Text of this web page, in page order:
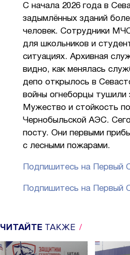
С начала 2026 года в
задымлённых зданий
человек. Сотрудники
для школьников и
ситуациях. Архивная
видно, как менялась
депо открылось в
войны огнеборцы тушили
Мужество и стойкость
Чернобыльской АЭС.
посту. Они первыми
с лесными пожарами.
Подпишитесь на Первый
Подпишитесь на Первый
ЧИТАЙТЕ ТАКЖЕ